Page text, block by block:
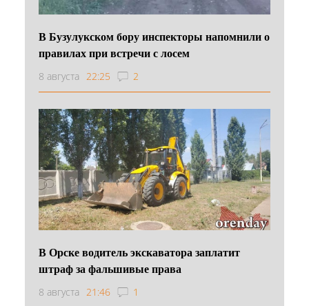
В Бузулукском бору инспекторы напомнили о
правилах при встречи с лосем
8 августа 22:25 2
В Орске водитель экскаватора заплатит
штраф за фальшивые права
8 августа 21:46 1